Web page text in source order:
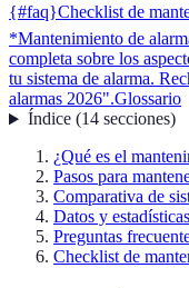
{#faq}Checklist de
*Mantenimiento de
completa sobre los
tu sistema de alarma.
alarmas 2026".Glossario
Índice(14 secciones)
¿Qué es el
Pasos para
Comparativa de
Datos y
Preguntas
Checklist de